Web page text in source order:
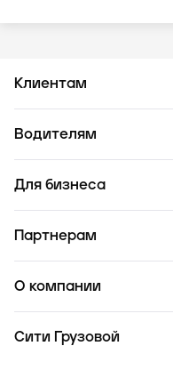
Клиентам
Водителям
Для бизнеса
Партнерам
О компании
Сити Грузовой